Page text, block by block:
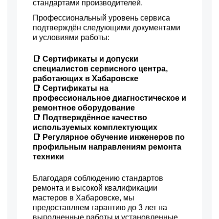
противовеса
Замена нижнего
противовеса
3450 р
Замена бака
3450 р
Замена опоры бака
2800 р
Ремонт аквастопа
1800 р
Замена селектора
1800 р
Заказать
Замена шторок барабана
1750 р
Замена пружин
1750 р
стандартами производителей.
Профессиональный уровень сервиса
подтверждён следующими документами
и условиями работы:
📑 Сертификаты и допуски
специалистов сервисного центра,
работающих в Хабаровске
📑 Сертификаты на
профессиональное диагностическое и
ремонтное оборудование
📑 Подтверждённое качество
используемых комплектующих
📑 Регулярное обучение инженеров по
профильным направлениям ремонта
техники
Благодаря соблюдению стандартов
ремонта и высокой квалификации
мастеров в Хабаровске, мы
предоставляем гарантию до 3 лет на
выполненные работы и установленные